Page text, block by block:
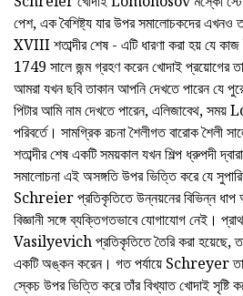
পেশ, এক বৈশিষ্ট্য যার উপর সমালোচকদের এখনও
XVIII শতাব্দীর শেষ - এটি ধারণা করা হয় যে
1749 সালে জন্ম গ্রহণ করেন খোদাই প্রয়োগের
আমরা যখন ছবি তাকান আপনি দেখতে পারেন যে
পিটার আমি নাম দেখতে পারেন, এলিজাবেথ,
পরিবর্তে। সামগ্রিক রচনা শৈলীগত বারোক শৈলী
শতাব্দীর শেষ একটি সময়কাল যখন শিল্প ধ্রুপদী
সমালোচনা এই অসঙ্গতি উপর ভিত্তি করে যে
Schreier প্রতিকৃতিতে উন্নয়নের বিভিন্ন ধাপ
বিজ্ঞানী সঙ্গে ব্যক্তিগতভাবে যোগাযোগ নেই।
Vasilyevich প্রতিকৃতিতে তৈরি করা হয়েছে,
একটি অঙ্কন করেন। গত পর্যায়ে Schreyer তার
স্কেচ উপর ভিত্তি করে তাঁর বিখ্যাত খোদাই সৃষ্টি